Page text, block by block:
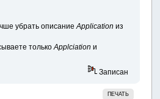
убрать описаниеApplication из
толькоApplciation и
Записан
ПЕЧАТЬ